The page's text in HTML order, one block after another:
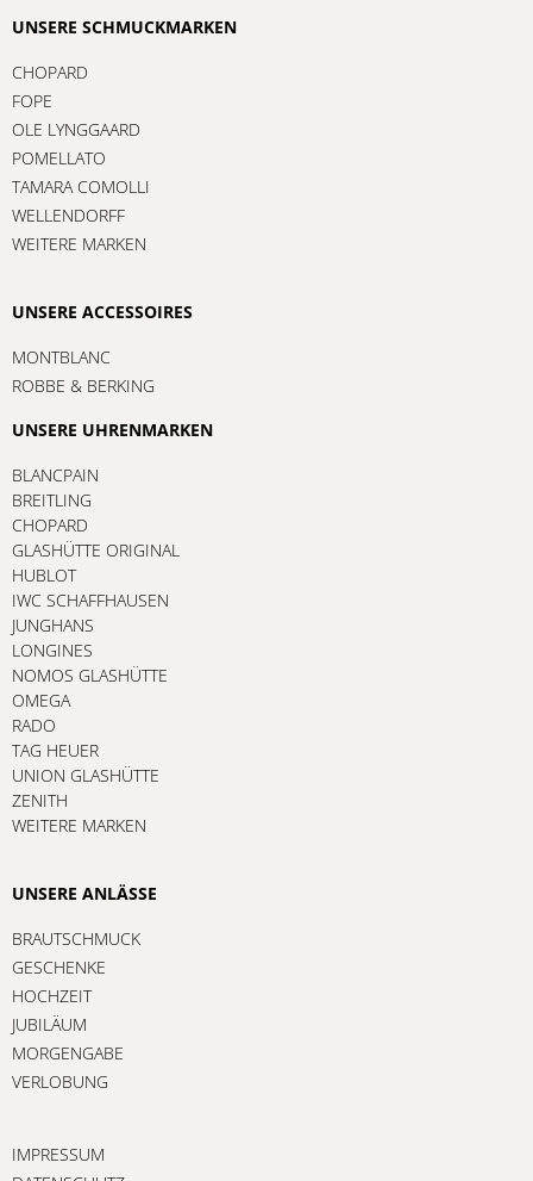
UNSERE SCHMUCKMARKEN
CHOPARD
FOPE
OLE LYNGGAARD
POMELLATO
TAMARA COMOLLI
WELLENDORFF
WEITERE MARKEN
UNSERE ACCESSOIRES
MONTBLANC
ROBBE & BERKING
UNSERE UHRENMARKEN
BLANCPAIN
BREITLING
CHOPARD
GLASHÜTTE ORIGINAL
HUBLOT
IWC SCHAFFHAUSEN
JUNGHANS
LONGINES
NOMOS GLASHÜTTE
OMEGA
RADO
TAG HEUER
UNION GLASHÜTTE
ZENITH
WEITERE MARKEN
UNSERE ANLÄSSE
BRAUTSCHMUCK
GESCHENKE
HOCHZEIT
JUBILÄUM
MORGENGABE
VERLOBUNG
IMPRESSUM